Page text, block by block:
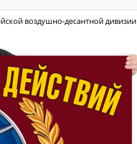
воздушно-десантной дивизии